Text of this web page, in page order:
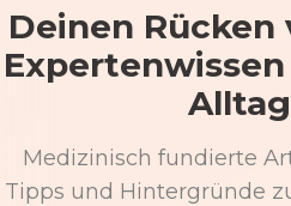
Deinen Rücken
Alltag
Medizinisch fundierte
Tipps und Hintergründe